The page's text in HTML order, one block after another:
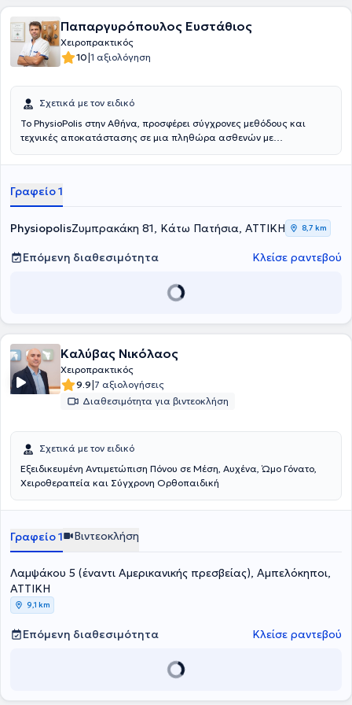
Παπαργυρόπουλος Ευστάθιος
Χειροπρακτικός
10|1 αξιολόγηση
Σχετικά με τον ειδικό
Το PhysioPolis στην Αθήνα, προσφέρει σύγχρονες μεθόδους και
τεχνικές αποκατάστασης σε μια πληθώρα ασθενών με
από το 1979. Επίσης υπάρχει εξειδίκευση στην ειδική αγωγή αλλά
Πάρκινσον και Οστεοπόρωση.Με υπηρεσίες κατ'οίκον
εξυπηρετείται σχεδόν ολόκληρο το λεκανοπέδιο Αθηνών και
μπορούμε να αντιμετωπίσουμε οποιαδήποτε περίπτωση με
δυσκολίες μετακίνησης και βάδισης. Επίσης συστήνονται
εξειδικευμένες εργονομικές λύσεις που βοηθούν τους ασθενείς να
κινούνται με μεγαλύτερη άνεση αλλά και ασφάλεια στο σπίτι τους.
Γραφείο 1
PhysiopolisΖυμπρακάκη 81, Κάτω Πατήσια, ΑΤΤΙΚΗ 8,7 km
Επόμενη διαθεσιμότητα Κλείσε ραντεβού
Καλύβας Νικόλαος
Χειροπρακτικός
9.9|7 αξιολογήσεις
Διαθεσιμότητα για βιντεοκλήση
Σχετικά με τον ειδικό
Εξειδικευμένη Αντιμετώπιση Πόνου σε Μέση, Αυχένα, Ώμο Γόνατο,
Χειροθεραπεία και Σύγχρονη Ορθοπαιδική
Γραφείο 1 Βιντεοκλήση
Λαμψάκου 5 (έναντι Αμερικανικής πρεσβείας), Αμπελόκηποι,
ΑΤΤΙΚΗ
9,1 km
Επόμενη διαθεσιμότητα Κλείσε ραντεβού